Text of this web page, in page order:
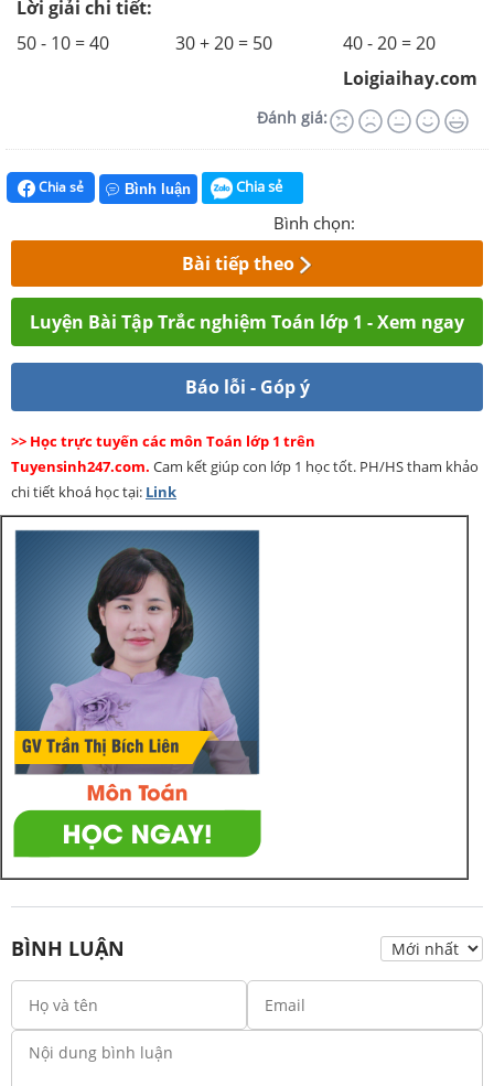
Lời giải chi tiết:
50 - 10 = 40 30 + 20 = 50 40 - 20 = 20
Loigiaihay.com
Đánh giá:
Chia sẻ Bình luận Chia sẻ
Bình chọn:
Bài tiếp theo
Luyện Bài Tập Trắc nghiệm Toán lớp 1 - Xem ngay
Báo lỗi - Góp ý
>> Học trực tuyến các môn Toán lớp 1 trên
Tuyensinh247.com. Cam kết giúp con lớp 1 học tốt. PH/HS tham khảo
chi tiết khoá học tại: Link
BÌNH LUẬN